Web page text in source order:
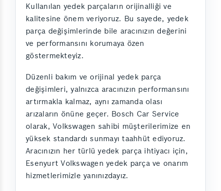
Kullanılan yedek parçaların orijinalliği ve
kalitesine önem veriyoruz. Bu sayede, yedek
parça değişimlerinde bile aracınızın değerini
ve performansını korumaya özen
göstermekteyiz.
Düzenli bakım ve orijinal yedek parça
değişimleri, yalnızca aracınızın performansını
artırmakla kalmaz, aynı zamanda olası
arızaların önüne geçer. Bosch Car Service
olarak, Volkswagen sahibi müşterilerimize en
yüksek standardı sunmayı taahhüt ediyoruz.
Aracınızın her türlü yedek parça ihtiyacı için,
Esenyurt Volkswagen yedek parça ve onarım
hizmetlerimizle yanınızdayız.